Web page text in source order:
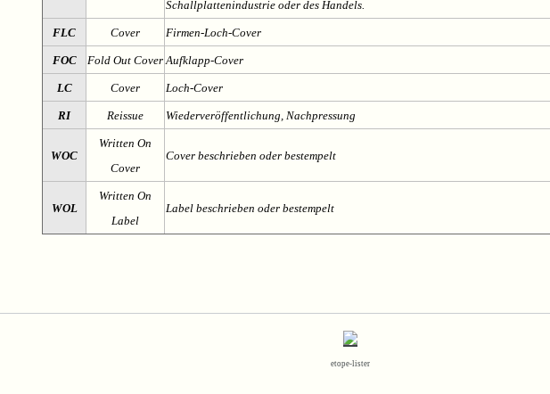
Schallplattenindustrie oder des Handels.
FLC Cover Firmen-Loch-Cover
FOC Fold Out Cover Aufklapp-Cover
LC Cover Loch-Cover
RI Reissue Wiederveröffentlichung, Nachpressung
WOC
Written On
Cover
Cover beschrieben oder bestempelt
WOL
Written On
Label
Label beschrieben oder bestempelt
etope-lister